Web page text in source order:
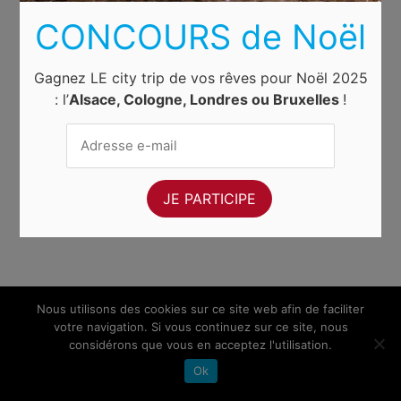
Nous utilisons des cookies sur ce site web afin de faciliter
votre navigation. Si vous continuez sur ce site, nous
considérons que vous en acceptez l'utilisation.
Ok
CONCOURS de Noël
Gagnez LE city trip de vos rêves pour Noël 2025
: l’Alsace, Cologne, Londres ou Bruxelles !